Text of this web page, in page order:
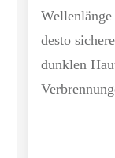
desto
dunklen